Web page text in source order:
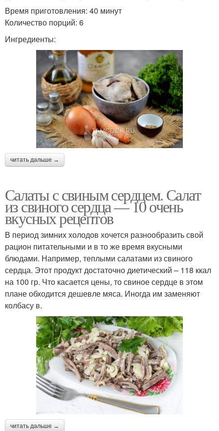
Время приготовления: 40 минут
Количество порций: 6
Ингредиенты:
читать дальше →
Салаты с свиным сердцем. Салат
из свиного сердца — 10 очень
вкусных рецептов
В период зимних холодов хочется разнообразить свой
рацион питательными и в то же время вкусными
блюдами. Например, теплыми салатами из свиного
сердца. Этот продукт достаточно диетический – 118 ккал
на 100 гр. Что касается цены, то свиное сердце в этом
плане обходится дешевле мяса. Иногда им заменяют
колбасу в.
читать дальше →